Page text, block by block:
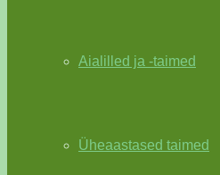
Aialilled ja -taimed
Üheaastased taimed